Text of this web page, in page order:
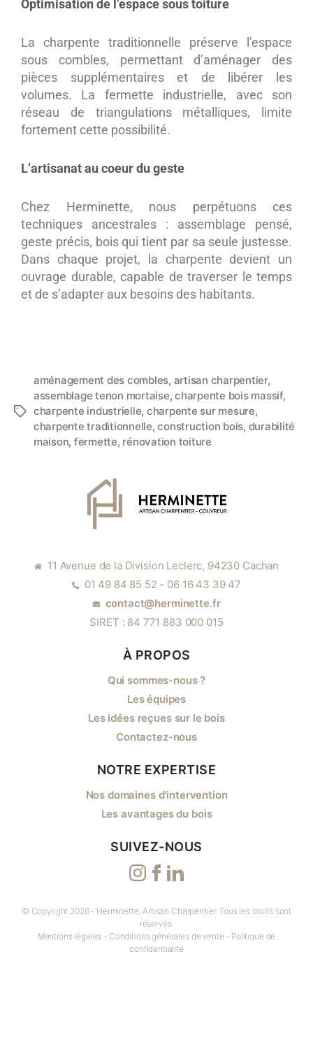
Optimisation de l’espace sous toiture
La charpente traditionnelle préserve l’espace
sous combles, permettant d’aménager des
pièces supplémentaires et de libérer les
volumes. La fermette industrielle, avec son
réseau de triangulations métalliques, limite
fortement cette possibilité.
L’artisanat au coeur du geste
Chez Herminette, nous perpétuons ces
techniques ancestrales : assemblage pensé,
geste précis, bois qui tient par sa seule justesse.
Dans chaque projet, la charpente devient un
ouvrage durable, capable de traverser le temps
et de s’adapter aux besoins des habitants.
aménagement des combles, artisan charpentier,
assemblage tenon mortaise,charpente bois massif,
charpente industrielle, charpente sur mesure,
charpente traditionnelle,construction bois, durabilité
maison, fermette, rénovation toiture
11 Avenue de la Division Leclerc, 94230 Cachan
01 49 84 85 52 - 06 16 43 39 47
contact@herminette.fr
SIRET : 84 771 883 000 015
À PROPOS
Qui sommes-nous ?
Les équipes
Les idées reçues sur le bois
Contactez-nous
NOTRE EXPERTISE
Nos domaines d'intervention
Les avantages du bois
SUIVEZ-NOUS
© Copyright 2026 - Herminette, Artisan Charpentier. Tous les droits sont
réservés.
Mentions légales - Conditions générales de vente - Politique de
confidentialité